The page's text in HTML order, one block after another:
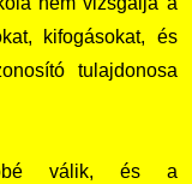
kifogásokat, és
tulajdonosa
válik, és a